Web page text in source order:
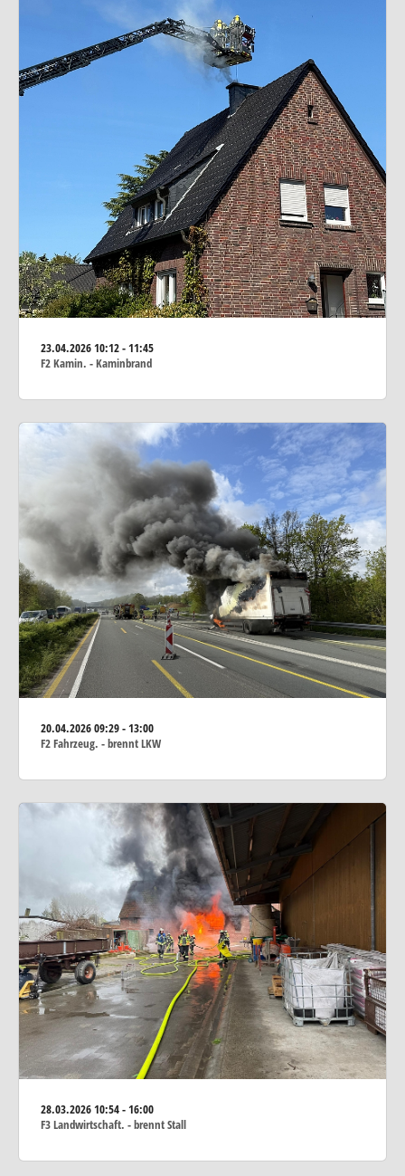
23.04.202610:12 - 11:45
F2 Kamin. - Kaminbrand
20.04.202609:29 - 13:00
F2 Fahrzeug. - brennt LKW
28.03.202610:54 - 16:00
F3 Landwirtschaft. - brennt Stall